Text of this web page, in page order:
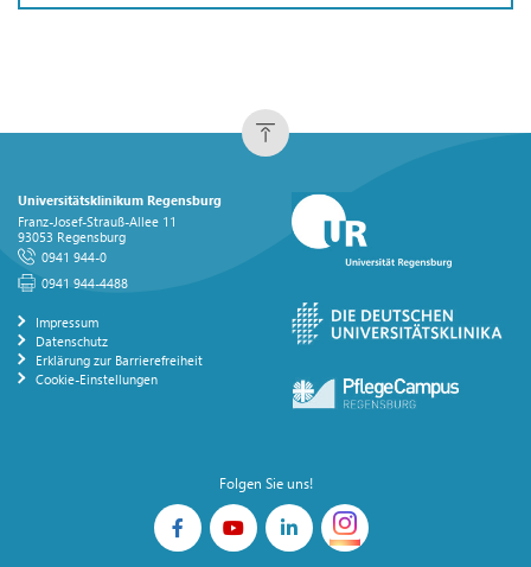
Universitätsklinikum Regensburg
Franz-Josef-Strauß-Allee 11
93053 Regensburg
0941 944-0
0941 944-4488
Impressum
Datenschutz
Erklärung zur Barrierefreiheit
Cookie-Einstellungen
Folgen Sie uns!